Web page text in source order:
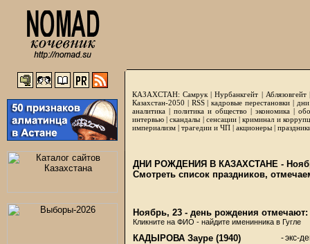
КАЗАХСТАН: Самрук |Нурбанкгейт | Аблязовгейт
Казахстан-2050 | RSS|кадровые перестановки|
аналитика | политика и общество | экономика |
интервью |скандалы | сенсации|криминал и
империализм | трагедии и ЧП | акционеры |
ДНИ РОЖДЕНИЯ В КАЗАХСТАНЕ -
Смотреть список праздников,
Ноябрь, 23 - день рождения отмечают:
Кликните на ФИО - найдите именинника в Гугле
КАДЫРОВА Зауpе (1940) -экс-